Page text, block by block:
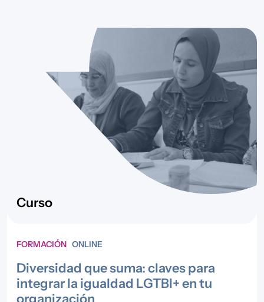
Curso
FORMACIÓN ONLINE
Diversidad que suma: claves para
integrar la igualdad LGTBI+ en tu
organización